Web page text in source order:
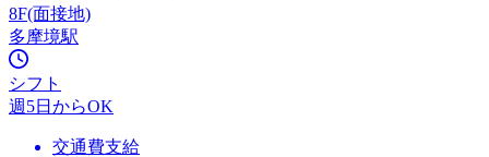
8F(面接地)
多摩境駅
シフト
週5日からOK
交通費支給